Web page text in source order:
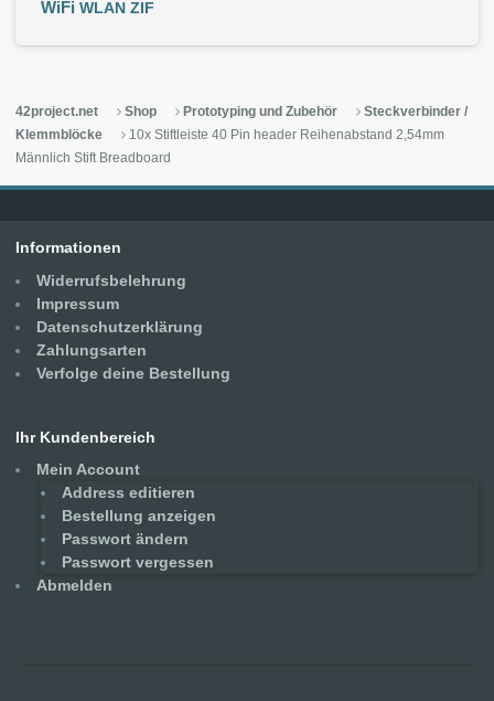
WiFi WLAN ZIF
42project.net Shop Prototyping und Zubehör
Steckverbinder /
Klemmblöcke
10x Stiftleiste 40 Pin header Reihenabstand 2,54mm
Männlich Stift Breadboard
Informationen
Widerrufsbelehrung
Impressum
Datenschutzerklärung
Zahlungsarten
Verfolge deine Bestellung
Ihr Kundenbereich
Mein Account
Address editieren
Bestellung anzeigen
Passwort ändern
Passwort vergessen
Abmelden